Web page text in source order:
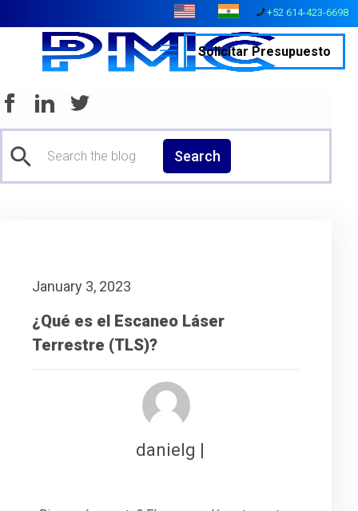
+52 614-423-6698
Solicitar Presupuesto
Search
January 3, 2023
¿Qué es el Escaneo Láser
Terrestre (TLS)?
danielg |